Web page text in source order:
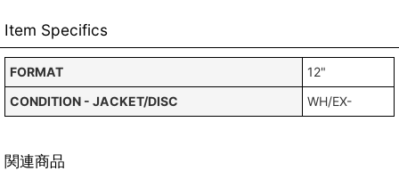
Item Specifics
FORMAT
12"
CONDITION - JACKET/DISC
WH/EX-
関連商品